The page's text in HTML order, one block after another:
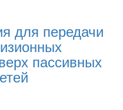
для передачи
пассивных